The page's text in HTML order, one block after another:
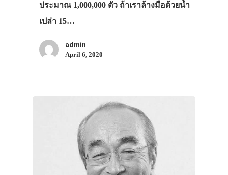
ประมาณ 1,000,000 ตัว ถ้าเราล้างมือด้วยน้ำ
เปล่า 15…
admin
April 6, 2020